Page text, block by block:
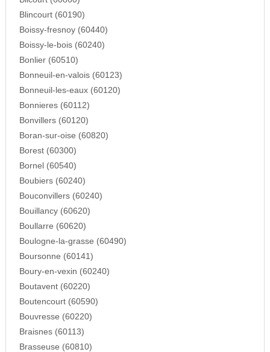
Blincourt (60190)
Boissy-fresnoy (60440)
Boissy-le-bois (60240)
Bonlier (60510)
Bonneuil-en-valois (60123)
Bonneuil-les-eaux (60120)
Bonnieres (60112)
Bonvillers (60120)
Boran-sur-oise (60820)
Borest (60300)
Bornel (60540)
Boubiers (60240)
Bouconvillers (60240)
Bouillancy (60620)
Boullarre (60620)
Boulogne-la-grasse (60490)
Boursonne (60141)
Boury-en-vexin (60240)
Boutavent (60220)
Boutencourt (60590)
Bouvresse (60220)
Braisnes (60113)
Brasseuse (60810)